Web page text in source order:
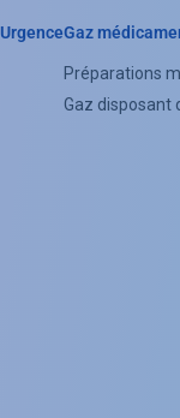
Header
Categorie
UrgenceGaz
Préparations
Gaz disposant